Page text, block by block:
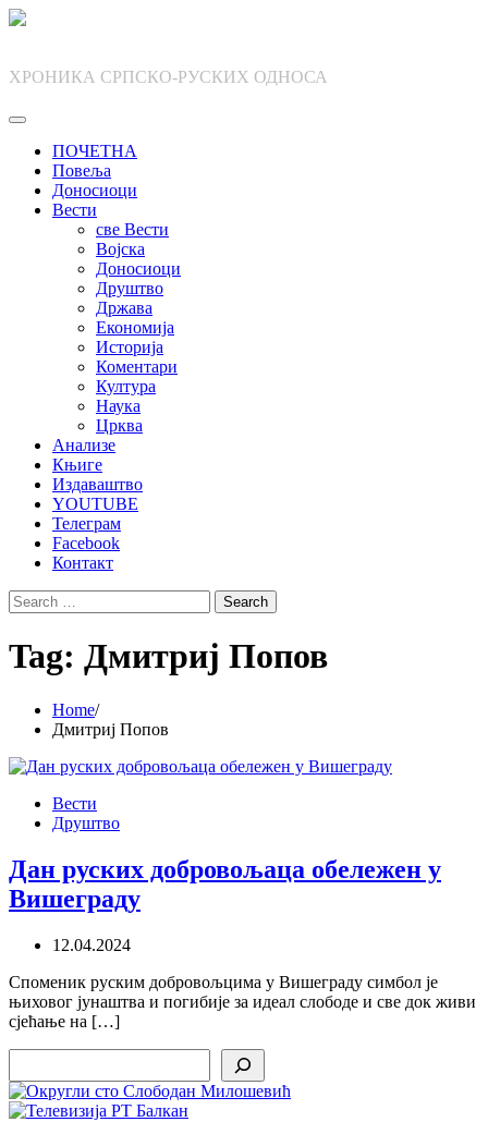
Skip
ХРОНИКА СРПСКО-РУСКИХ ОДНОСА
ПОЧЕТНА
Повеља
Доносиоци
Вести
све Вести
Војска
Доносиоци
Друштво
Држава
Економија
Историја
Коментари
Култура
Наука
Црква
Анализе
Књиге
Издаваштво
YOUTUBE
Телеграм
Facebook
Контакт
Search
for:
Tag: Дмитриј Попов
Home
Дмитриј Попов
Вести
Друштво
Дан руских добровољаца обележен у
Вишеграду
12.04.2024
Споменик руским добровољцима у Вишеграду симбол је
њиховог јунаштва и погибије за идеал слободе и све док живи
сјећање на […]